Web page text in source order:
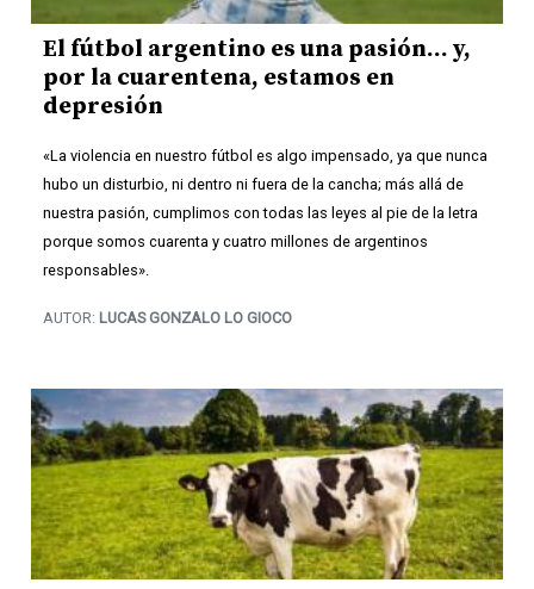
El fútbol argentino es una pasión… y,
por la cuarentena, estamos en
depresión
«La violencia en nuestro fútbol es algo impensado, ya que nunca
hubo un disturbio, ni dentro ni fuera de la cancha; más allá de
nuestra pasión, cumplimos con todas las leyes al pie de la letra
porque somos cuarenta y cuatro millones de argentinos
responsables».
AUTOR: LUCAS GONZALO LO GIOCO